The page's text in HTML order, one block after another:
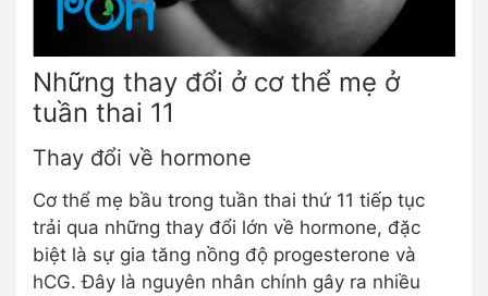
Những thay đổi ở cơ thể mẹ ở
tuần thai 11
Thay đổi về hormone
Cơ thể mẹ bầu trong tuần thai thứ 11 tiếp tục
trải qua những thay đổi lớn về hormone, đặc
biệt là sự gia tăng nồng độ progesterone và
hCG. Đây là nguyên nhân chính gây ra nhiều